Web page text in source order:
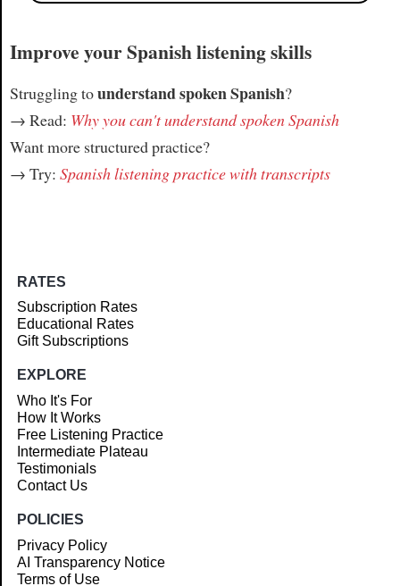
Improve your Spanish listening skills
Struggling tounderstand spoken Spanish?
→ Read: Why you can't understand spoken Spanish
Want more structured practice?
→ Try: Spanish listening practice with transcripts
RATES
Subscription Rates
Educational Rates
Gift Subscriptions
EXPLORE
Who It's For
How It Works
Free Listening Practice
Intermediate Plateau
Testimonials
Contact Us
POLICIES
Privacy Policy
AI Transparency Notice
Terms of Use